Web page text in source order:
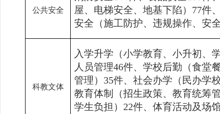
公共安全
屋、电梯安全、地基下陷） 77件
安全（施工防护、违规操作、安
科教文体
入学升学（小学教育、小升初、
人员管理46件、学校后勤（食堂
管理） 35件、社会办学（民办学
教育体制（招生政策、教育统筹
学生负担） 22件、体育活动及场